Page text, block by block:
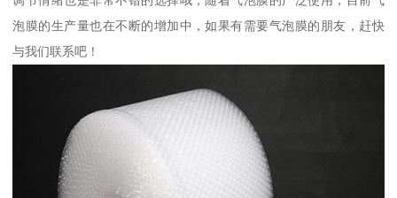
泡膜的生产量也在不断的增加中，如果有需要气泡膜的朋友，赶快
与我们联系吧！